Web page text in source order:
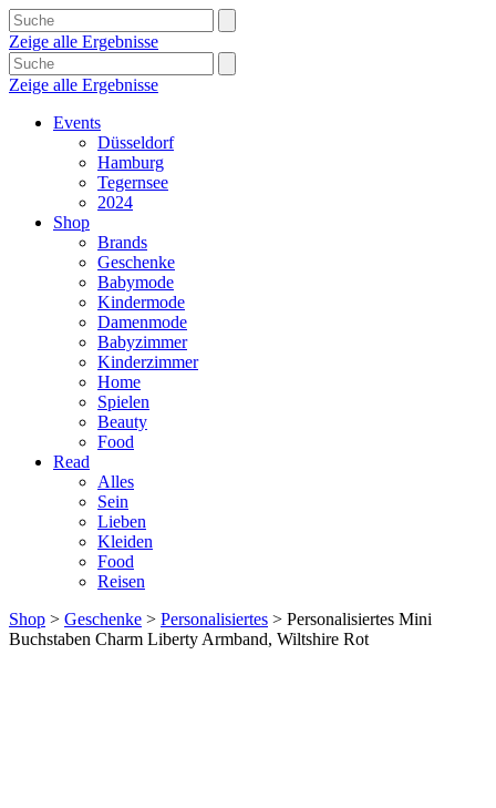
Zeige alle Ergebnisse
Zeige alle Ergebnisse
Events
Düsseldorf
Hamburg
Tegernsee
2024
Shop
Brands
Geschenke
Babymode
Kindermode
Damenmode
Babyzimmer
Kinderzimmer
Home
Spielen
Beauty
Food
Read
Alles
Sein
Lieben
Kleiden
Food
Reisen
Shop > Geschenke > Personalisiertes > Personalisiertes Mini
Buchstaben Charm Liberty Armband, Wiltshire Rot